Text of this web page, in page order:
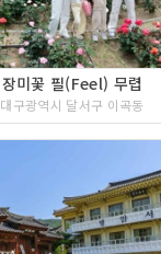
장미꽃 필(Feel) 무렵
대구광역시 달서구 이곡동